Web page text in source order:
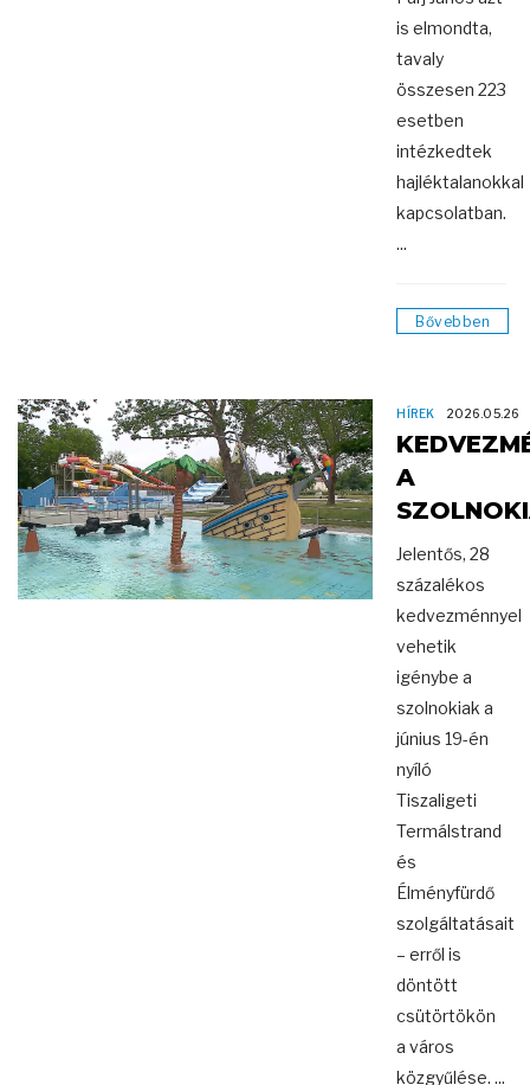
is elmondta,
tavaly
összesen 223
esetben
intézkedtek
hajléktalanokkal
kapcsolatban.
...
Bővebben
HÍREK 2026.05.26
A
Jelentős, 28
százalékos
kedvezménnyel
vehetik
igénybe a
szolnokiak a
június 19-én
nyíló
Tiszaligeti
Termálstrand
és
Élményfürdő
szolgáltatásait
– erről is
döntött
csütörtökön
a város
közgyűlése. ...